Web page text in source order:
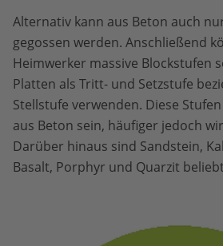
Alternativ kann aus Beton auch
gegossen werden. Anschließend
Heimwerker massive Blockstufen
Platten als Tritt- und Setzstufe
Stellstufe verwenden. Diese
aus Beton sein, häufiger jedoch
Darüber hinaus sind Sandstein,
Basalt, Porphyr und Quarzit